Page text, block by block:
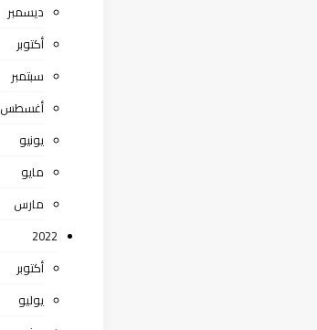
ديسمبر
أكتوبر
سبتمبر
أغسطس
يونيو
مايو
مارس
2022
أكتوبر
يوليو